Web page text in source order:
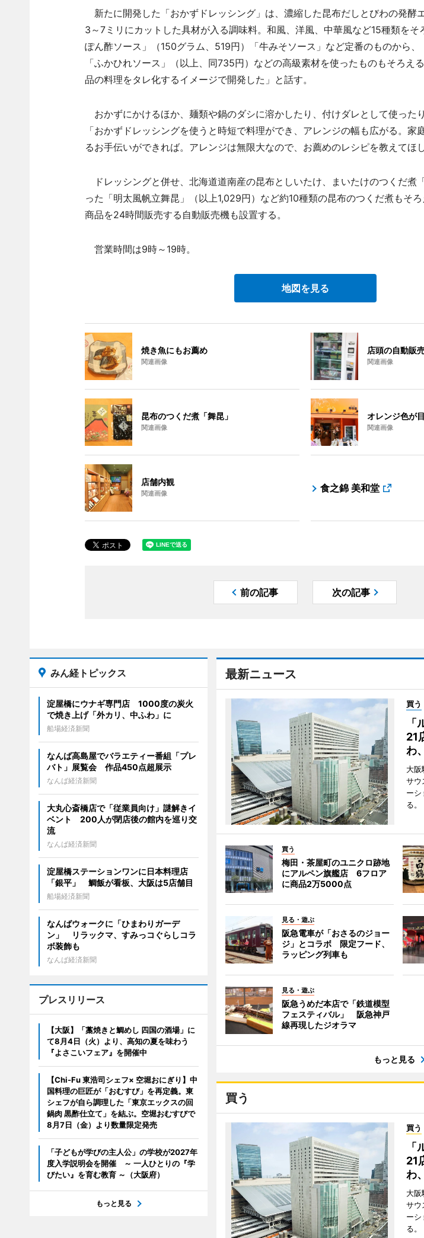
新たに開発した「おかずドレッシング」は、濃縮した昆布だしとびわの発酵
3～7ミリにカットした具材が入る調味料。和風、洋風、中華風など15種類をそ
ぽん酢ソース」（150グラム、519円）「牛みそソース」など定番のものから、
「ふかひれソース」（以上、同735円）などの高級素材を使ったものもそろえ
品の料理をタレ化するイメージで開発した」と話す。
おかずにかけるほか、麺類や鍋のダシに溶かしたり、付けダレとして使った
「おかずドレッシングを使うと時短で料理ができ、アレンジの幅も広がる。家
るお手伝いができれば。アレンジは無限大なので、お薦めのレシピを教えてほ
ドレッシングと併せ、北海道道南産の昆布としいたけ、まいたけのつくだ煮
った「明太風帆立舞昆」（以上1,029円）など約10種類の昆布のつくだ煮もそ
商品を24時間販売する自動販売機も設置する。
営業時間は9時～19時。
地図を見る
焼き魚にもお薦め
関連画像
店頭の自動販
関連画像
昆布のつくだ煮「舞昆」
関連画像
オレンジ色が
関連画像
店舗内観
関連画像 食之錦 美和堂
前の記事 次の記事
最新ニュース
買う
21
わ
大阪
サウ
ーシ
る。
買う
梅田・茶屋町のユニクロ跡地
にアルペン旗艦店 6フロア
に商品2万5000点
見る・遊ぶ
阪急電車が「おさるのジョー
ジ」とコラボ 限定フード、
ラッピング列車も
見る・遊ぶ
阪急うめだ本店で「鉄道模型
フェスティバル」 阪急神戸
線再現したジオラマ
もっと見る
買う
買う
21
わ
大阪
サウ
ーシ
る。
みん経トピックス
淀屋橋にウナギ専門店 1000度の炭火
で焼き上げ「外カリ、中ふわ」に
船場経済新聞
なんば高島屋でバラエティー番組「プレ
バト」展覧会 作品450点超展示
なんば経済新聞
大丸心斎橋店で「従業員向け」謎解きイ
ベント 200人が閉店後の館内を巡り交
流
なんば経済新聞
淀屋橋ステーションワンに日本料理店
「銀平」 鯛飯が看板、大阪は5店舗目
船場経済新聞
なんばウォークに「ひまわりガーデ
ン」 リラックマ、すみっコぐらしコラ
ボ装飾も
なんば経済新聞
プレスリリース
【大阪】「藁焼きと鯛めし 四国の酒場」に
て8月4日（火）より、高知の夏を味わう
『よさこいフェア』を開催中
【Chi-Fu 東浩司シェフ× 空堀おにぎり】中
国料理の巨匠が「おむすび」を再定義。東
シェフが自ら調理した「東京エックスの回
鍋肉 黒酢仕立て」を結ぶ。空堀おむすびで
8月7日（金）より数量限定発売
「子どもが学びの主人公」の学校が2027年
度入学説明会を開催 ～ 一人ひとりの『学
びたい』を育む教育 ～（大阪府）
もっと見る